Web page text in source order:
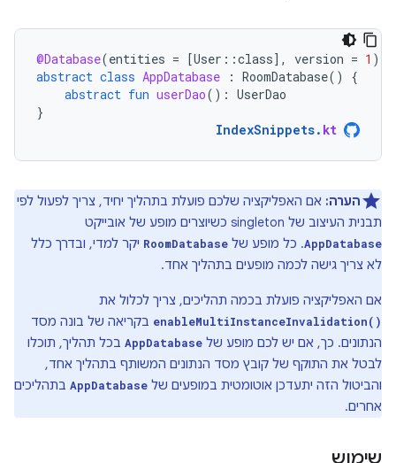
@Database(entities = [User ::class] , version = 1 )
abstract class AppDatabase : RoomDatabase()
{
abstract fun userDao(): UserDao
}
IndexSnippets. kt
הערה: אם האפליקציה שלכם פועלת בתהליך יחיד, צריך לפעול לפי
תבנית העיצוב של singleton כשיוצרים מופע של אובייקט
AppDatabase. כל מופע של RoomDatabase יקר למדי, ובדרך כלל
לא צריך גישה לכמה מופעים בתהליך אחד.
אם האפליקציה פועלת בכמה תהליכים, צריך לכלול את
enableMultiInstanceInvalidation() בקריאה של בונה מסד
הנתונים. כך, אם יש לכם מופע של AppDatabase בכל תהליך, תוכלו
לבטל את התוקף של קובץ מסד הנתונים המשותף בתהליך אחד,
והביטול הזה יתעדכן אוטומטית במופעים של AppDatabase בתהליכים
אחרים.
שימוש